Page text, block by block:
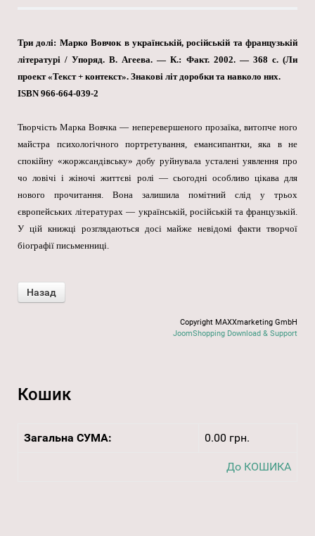
Три долі: Марко Вовчок в українській, російській та французькій
літературі / Упоряд. В. Агеева. — К.: Факт. 2002. — 368 с. (Ли
проект «Текст + контекст». Знакові літ доробки та навколо них.
ISBN 966-664-039-2
Творчість Марка Вовчка — неперевершеного прозаїка, витопче ного
майстра психологічного портретування, емансипантки, яка в не
спокійну «жоржсандівську» добу руйнувала усталені уявлення про
чо ловічі і жіночі життєві ролі — сьогодні особливо цікава для
нового прочитання. Вона залишила помітний слід у трьох
європейських літературах — українській, російській та французькій.
У цій книжці розглядаються досі майже невідомі факти творчої
біографії письменниці.
Copyright MAXXmarketing GmbH
JoomShopping Download & Support
Кошик
Загальна СУМА: 0.00 грн.
До КОШИКА